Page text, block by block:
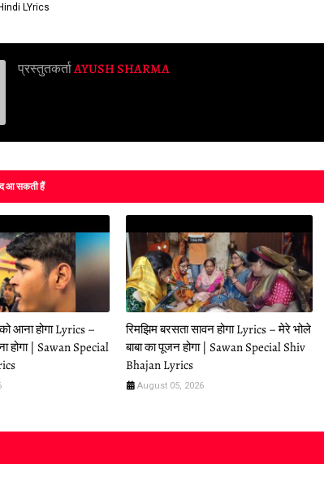
LYrics
प्रस्तुतकर्ताAYUSH SHARMA
आ सकती हैं
आना होगा Lyrics –
होगा | Sawan Special
रिमझिम बरसता सावन होगा Lyrics – मेरे भोले
बाबा का पूजन होगा | Sawan Special Shiv
Bhajan Lyrics
August 05, 2026